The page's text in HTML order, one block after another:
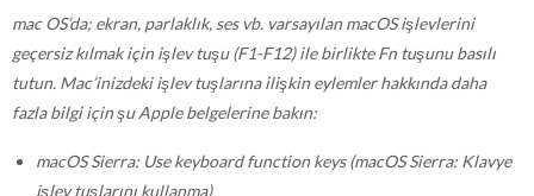
mac OS’da; ekran, parlaklık, ses vb. varsayılan macOS işlevlerini
geçersiz kılmak için işlev tuşu (F1-F12) ile birlikte Fn tuşunu basılı
tutun. Mac’inizdeki işlev tuşlarına ilişkin eylemler hakkında daha
fazla bilgi için şu Apple belgelerine bakın:
macOS Sierra: Use keyboard function keys (macOS Sierra: Klavye
işlev tuşlarını kullanma)